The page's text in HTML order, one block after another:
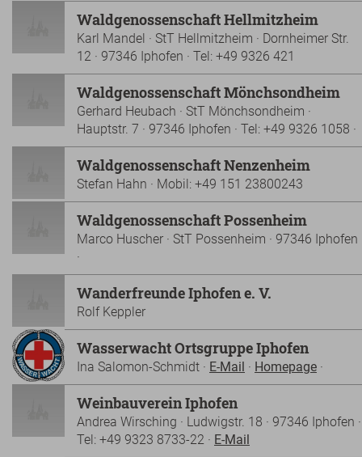
Waldgenossenschaft Hellmitzheim
Karl Mandel · StT Hellmitzheim · Dornheimer Str.
12 · 97346 Iphofen · Tel: +49 9326 421
Waldgenossenschaft Mönchsondheim
Gerhard Heubach · StT Mönchsondheim ·
Hauptstr. 7 · 97346 Iphofen · Tel: +49 9326 1058 ·
Waldgenossenschaft Nenzenheim
Stefan Hahn · Mobil: +49 151 23800243
Waldgenossenschaft Possenheim
Marco Huscher · StT Possenheim · 97346 Iphofen
·
Wanderfreunde Iphofen e. V.
Rolf Keppler
Wasserwacht Ortsgruppe Iphofen
Ina Salomon-Schmidt · E-Mail · Homepage ·
Weinbauverein Iphofen
Andrea Wirsching · Ludwigstr. 18 · 97346 Iphofen ·
Tel: +49 9323 8733-22 · E-Mail